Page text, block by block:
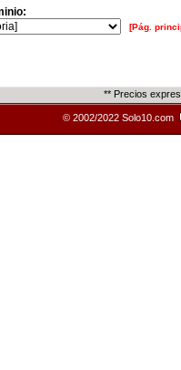
[Pág.
** Precios
© 2002/2022 Solo10.com